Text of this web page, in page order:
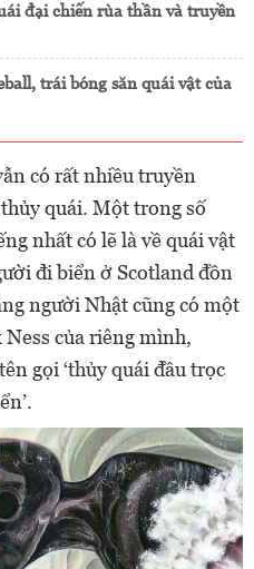
đại chiến rùa thần và truyền
trái bóng săn quái vật của
có rất nhiều truyền
quái. Một trong số
nhất có lẽ là về quái vật
đi biển ở Scotland đồn
người Nhật cũng có một
của riêng mình,
gọi ‘thủy quái đầu trọc